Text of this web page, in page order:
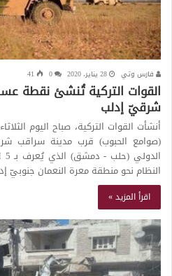
فارس وتي 28 يناير، 2020 41
القوات التركية تُنشئ نقطة
شرقيّ إدلب
أنشأت القوات التركية، صباح اليوم
(صوامع الحبوب) قرب مدينة سراقب
النظام نحو منطقة معرة النعمان
اقرأ المزيد »